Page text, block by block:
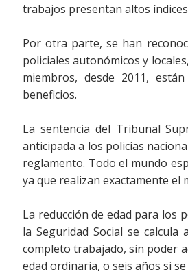
trabajos presentan altos
Por otra parte, se han
policiales autonómicos y
miembros, desde 2011,
beneficios.
La sentencia del Tribunal
anticipada a los policías
reglamento. Todo el mundo
ya que realizan exactamente
La reducción de edad para los
la Seguridad Social se
completo trabajado, sin poder
edad ordinaria, o seis años si